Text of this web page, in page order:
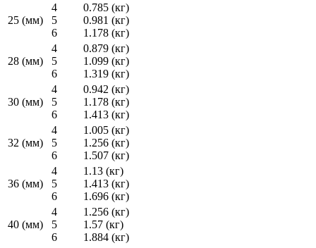
25 (мм)
4
5
6
0.785 (кг)
0.981 (кг)
1.178 (кг)
28 (мм)
4
5
6
0.879 (кг)
1.099 (кг)
1.319 (кг)
30 (мм)
4
5
6
0.942 (кг)
1.178 (кг)
1.413 (кг)
32 (мм)
4
5
6
1.005 (кг)
1.256 (кг)
1.507 (кг)
36 (мм)
4
5
6
1.13 (кг)
1.413 (кг)
1.696 (кг)
40 (мм)
4
5
6
1.256 (кг)
1.57 (кг)
1.884 (кг)